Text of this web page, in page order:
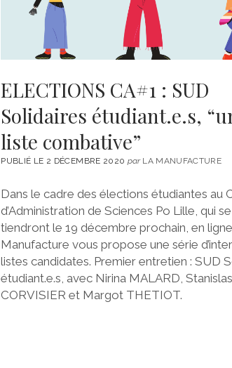
ELECTIONS CA#1 : SUD
Solidaires étudiant.e.s,
liste combative”
PUBLIÉ LE 2 DÉCEMBRE 2020 parLA MANUFACTURE
Dans le cadre des élections étudiantes au
d’Administration de Sciences Po Lille, qui se
tiendront le 19 décembre prochain, en
Manufacture vous propose une série
listes candidates. Premier entretien : SUD
étudiant.e.s, avec Nirina MALARD, Stanislas
CORVISIER et Margot THETIOT.